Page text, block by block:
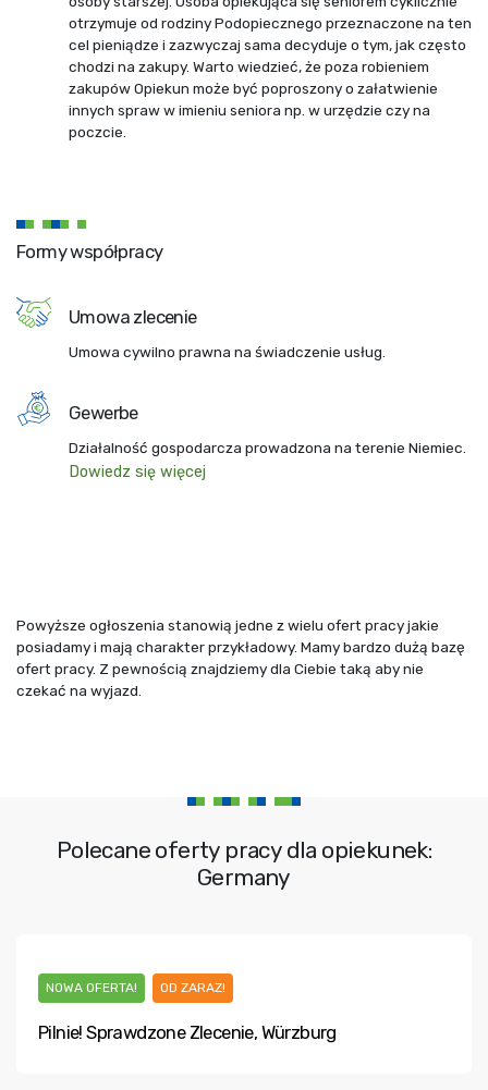
otrzymuje od rodziny Podopiecznego przeznaczone na ten
cel pieniądze i zazwyczaj sama decyduje o tym, jak często
chodzi na zakupy. Warto wiedzieć, że poza robieniem
zakupów Opiekun może być poproszony o załatwienie
innych spraw w imieniu seniora np. w urzędzie czy na
poczcie.
Formy współpracy
Umowa zlecenie
Umowa cywilno prawna na świadczenie usług.
Gewerbe
Działalność gospodarcza prowadzona na terenie Niemiec.
Dowiedz się więcej
Powyższe ogłoszenia stanowią jedne z wielu ofert pracy jakie
posiadamy i mają charakter przykładowy. Mamy bardzo dużą bazę
ofert pracy. Z pewnością znajdziemy dla Ciebie taką aby nie
czekać na wyjazd.
Polecane oferty pracy dla opiekunek:
Germany
NOWA OFERTA! OD ZARAZ!
Pilnie! Sprawdzone Zlecenie, Würzburg